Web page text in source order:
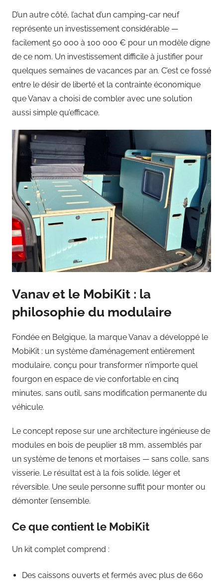
D’un autre côté, l’achat d’un camping-car neuf
représente un investissement considérable —
facilement 50 000 à 100 000 € pour un modèle digne
de ce nom. Un investissement difficile à justifier pour
quelques semaines de vacances par an. C’est ce fossé
entre le désir de liberté et la contrainte économique
que Vanav a choisi de combler avec une solution
aussi simple qu’efficace.
Vanav et le MobiKit : la
philosophie du modulaire
Fondée en Belgique, la marque Vanav a développé le
MobiKit : un système d’aménagement entièrement
modulaire, conçu pour transformer n’importe quel
fourgon en espace de vie confortable en cinq
minutes, sans outil, sans modification permanente du
véhicule.
Le concept repose sur une architecture ingénieuse de
modules en bois de peuplier 18 mm, assemblés par
un système de tenons et mortaises — sans colle, sans
visserie. Le résultat est à la fois solide, léger et
réversible. Une seule personne suffit pour monter ou
démonter l’ensemble.
Ce que contient le MobiKit
Un kit complet comprend :
Des caissons ouverts et fermés avec plus de 660